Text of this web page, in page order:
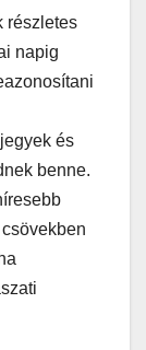
részletes
napig
és
benne.